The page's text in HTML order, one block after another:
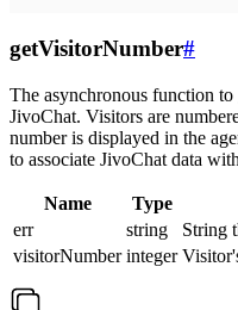
getVisitorNumber#
The asynchronous function
JivoChat. Visitors are
number is displayed in the
to associate JivoChat data
Name Type
err
string
String
visitorNumber integer